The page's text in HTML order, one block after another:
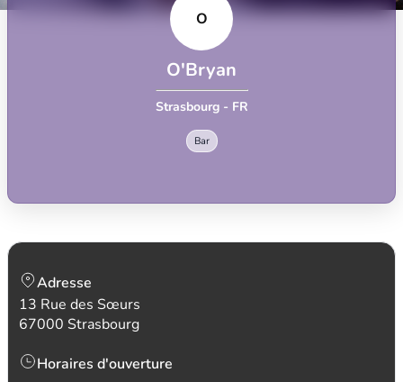
O
O'Bryan
Strasbourg - FR
Bar
Adresse
13 Rue des Sœurs
67000 Strasbourg
Horaires d'ouverture